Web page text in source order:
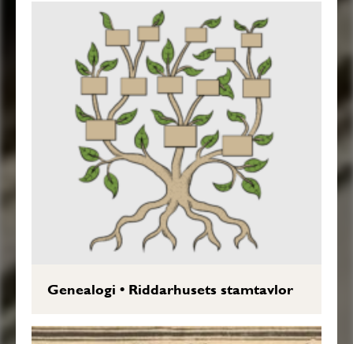
Genealogi • Riddarhusets stamtavlor